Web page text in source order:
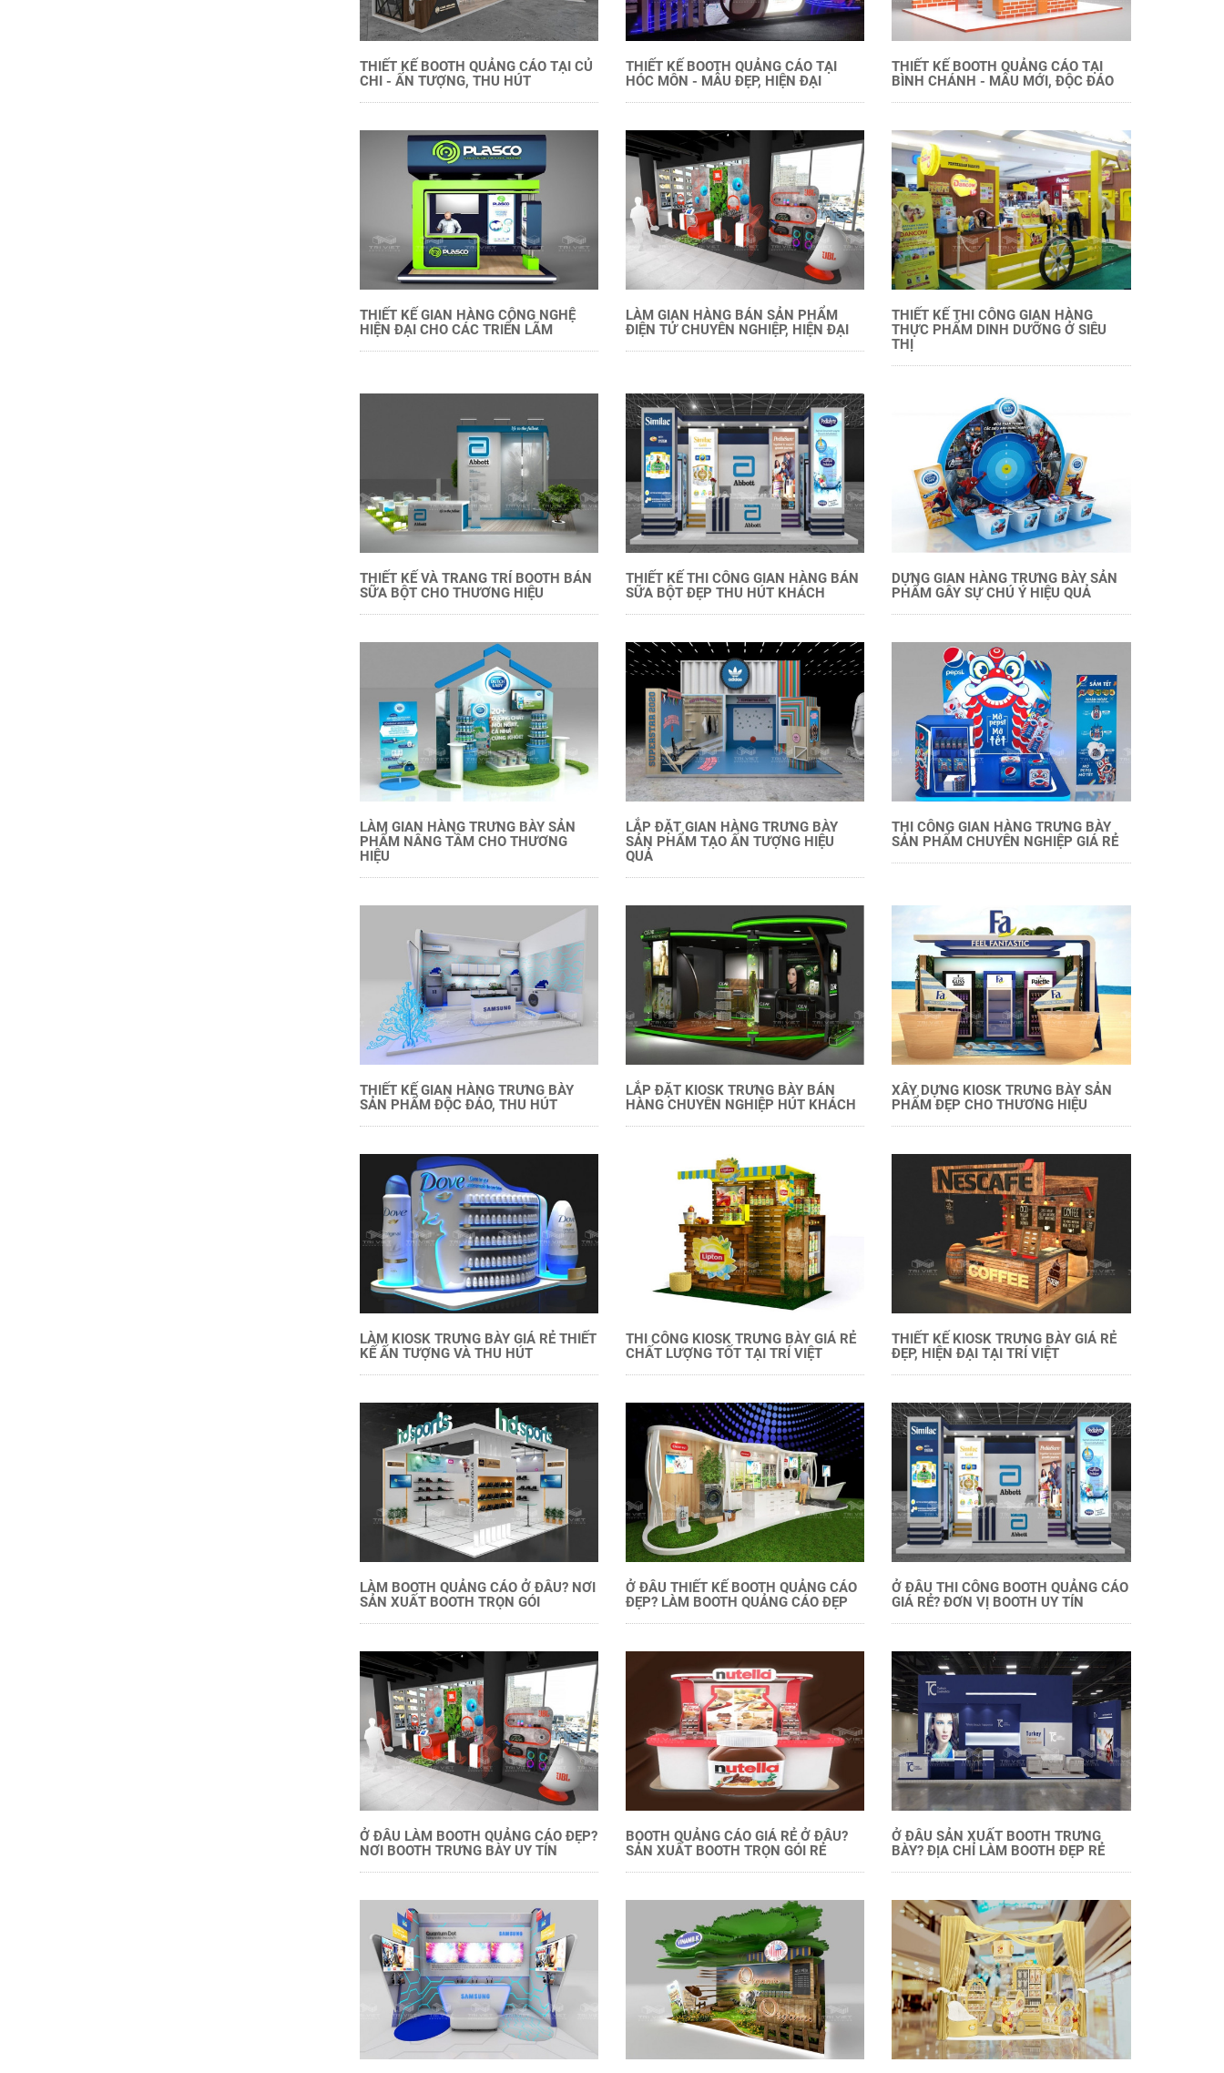
THIẾT KẾ BOOTH QUẢNG CÁO TẠI CỦ
CHI - ẤN TƯỢNG, THU HÚT
THIẾT KẾ BOOTH QUẢNG CÁO TẠI
HÓC MÔN - MẪU ĐẸP, HIỆN ĐẠI
THIẾT KẾ BOOTH QUẢNG CÁO TẠI
BÌNH CHÁNH - MẪU MỚI, ĐỘC ĐÁO
THIẾT KẾ GIAN HÀNG CÔNG NGHỆ
HIỆN ĐẠI CHO CÁC TRIỂN LÃM
LÀM GIAN HÀNG BÁN SẢN PHẨM
ĐIỆN TỬ CHUYÊN NGHIỆP, HIỆN ĐẠI
THIẾT KẾ THI CÔNG GIAN HÀNG
THỰC PHẨM DINH DƯỠNG Ở SIÊU
THỊ
THIẾT KẾ VÀ TRANG TRÍ BOOTH BÁN
SỮA BỘT CHO THƯƠNG HIỆU
THIẾT KẾ THI CÔNG GIAN HÀNG BÁN
SỮA BỘT ĐẸP THU HÚT KHÁCH
DỰNG GIAN HÀNG TRƯNG BÀY SẢN
PHẨM GÂY SỰ CHÚ Ý HIỆU QUẢ
LÀM GIAN HÀNG TRƯNG BÀY SẢN
PHẨM NÂNG TẦM CHO THƯƠNG
HIỆU
LẮP ĐẶT GIAN HÀNG TRƯNG BÀY
SẢN PHẨM TẠO ẤN TƯỢNG HIỆU
QUẢ
THI CÔNG GIAN HÀNG TRƯNG BÀY
SẢN PHẨM CHUYÊN NGHIỆP GIÁ RẺ
THIẾT KẾ GIAN HÀNG TRƯNG BÀY
SẢN PHẨM ĐỘC ĐÁO, THU HÚT
LẮP ĐẶT KIOSK TRƯNG BÀY BÁN
HÀNG CHUYÊN NGHIỆP HÚT KHÁCH
XÂY DỰNG KIOSK TRƯNG BÀY SẢN
PHẨM ĐẸP CHO THƯƠNG HIỆU
LÀM KIOSK TRƯNG BÀY GIÁ RẺ THIẾT
KẾ ẤN TƯỢNG VÀ THU HÚT
THI CÔNG KIOSK TRƯNG BÀY GIÁ RẺ
CHẤT LƯỢNG TỐT TẠI TRÍ VIỆT
THIẾT KẾ KIOSK TRƯNG BÀY GIÁ RẺ
ĐẸP, HIỆN ĐẠI TẠI TRÍ VIỆT
LÀM BOOTH QUẢNG CÁO Ở ĐÂU? NƠI
SẢN XUẤT BOOTH TRỌN GÓI
Ở ĐÂU THIẾT KẾ BOOTH QUẢNG CÁO
ĐẸP? LÀM BOOTH QUẢNG CÁO ĐẸP
Ở ĐÂU THI CÔNG BOOTH QUẢNG CÁO
GIÁ RẺ? ĐƠN VỊ BOOTH UY TÍN
Ở ĐÂU LÀM BOOTH QUẢNG CÁO ĐẸP?
NƠI BOOTH TRƯNG BÀY UY TÍN
BOOTH QUẢNG CÁO GIÁ RẺ Ở ĐÂU?
SẢN XUẤT BOOTH TRỌN GÓI RẺ
Ở ĐÂU SẢN XUẤT BOOTH TRƯNG
BÀY? ĐỊA CHỈ LÀM BOOTH ĐẸP RẺ